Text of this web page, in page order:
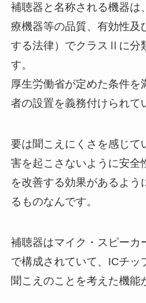
補聴器と名称される機器は
療機器等の品質、有効性及
する法律）でクラスⅡに分
す。
厚生労働省が定めた条件を
者の設置を義務付けられて
要は聞こえにくさを感じて
害を起こさないように安全
を改善する効果があるよう
るものなんです。
補聴器はマイク・スピーカ
で構成されていて、ICチッ
聞こえのことを考えた機能